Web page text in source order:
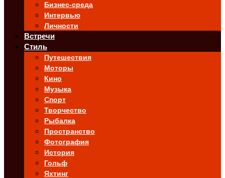
Бизнес-среда
Интервью
Личности
Встречи
Стиль
Путешествия
Моторы
Кино
Музыка
Спорт
Творчество
Рыбалка
Пространство
Фотография
История
Гольф
Яхтинг